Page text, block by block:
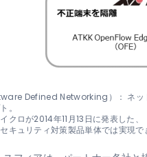
Defined Networking）： ネッ
。
クロが2014年11月13日に発表した
キュリティ対策製品単体では実現